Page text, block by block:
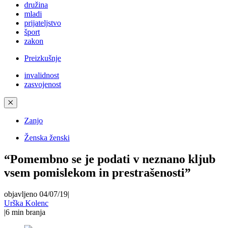
družina
mladi
prijateljstvo
šport
zakon
Preizkušnje
invalidnost
zasvojenost
✕
Zanjo
Ženska ženski
“Pomembno se je podati v neznano kljub
vsem pomislekom in prestrašenosti”
objavljeno 04/07/19|
Urška Kolenc
|6 min branja